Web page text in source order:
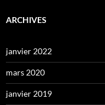
ARCHIVES
janvier 2022
mars 2020
janvier 2019